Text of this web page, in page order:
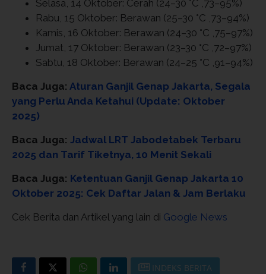
Selasa, 14 Oktober: Cerah (24–30 °C ,73–95%)
Rabu, 15 Oktober: Berawan (25–30 °C ,73–94%)
Kamis, 16 Oktober: Berawan (24–30 °C ,75–97%)
Jumat, 17 Oktober: Berawan (23–30 °C ,72–97%)
Sabtu, 18 Oktober: Berawan (24–25 °C ,91–94%)
Baca Juga: Aturan Ganjil Genap Jakarta, Segala
yang Perlu Anda Ketahui (Update: Oktober
2025)
Baca Juga: Jadwal LRT Jabodetabek Terbaru
2025 dan Tarif Tiketnya, 10 Menit Sekali
Baca Juga: Ketentuan Ganjil Genap Jakarta 10
Oktober 2025: Cek Daftar Jalan & Jam Berlaku
Cek Berita dan Artikel yang lain di Google News
INDEKS BERITA